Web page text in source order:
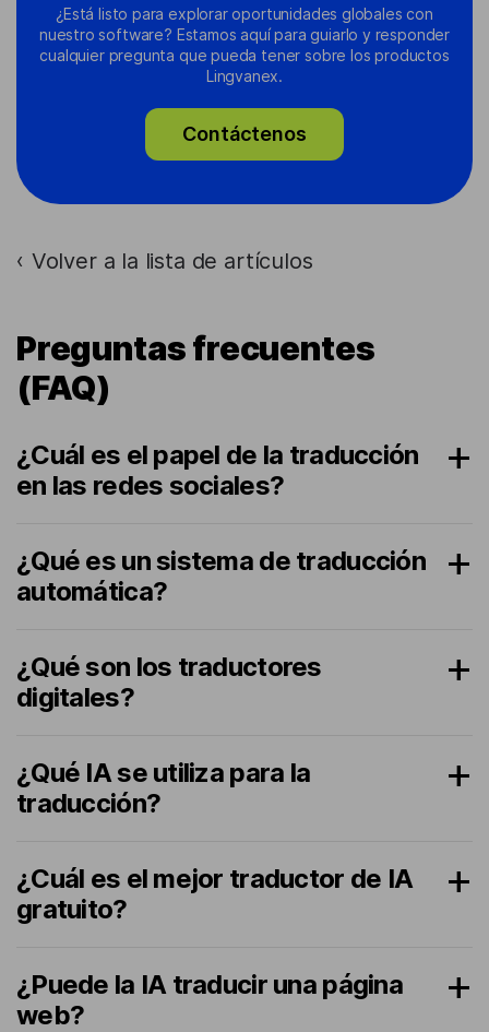
¿Está listo para explorar oportunidades globales con
nuestro software? Estamos aquí para guiarlo y responder
cualquier pregunta que pueda tener sobre los productos
Lingvanex.
Contáctenos
› Volver a la lista de artículos
Preguntas frecuentes
(FAQ)
¿Cuál es el papel de la traducción
en las redes sociales?
¿Qué es un sistema de traducción
automática?
¿Qué son los traductores
digitales?
¿Qué IA se utiliza para la
traducción?
¿Cuál es el mejor traductor de IA
gratuito?
¿Puede la IA traducir una página
web?